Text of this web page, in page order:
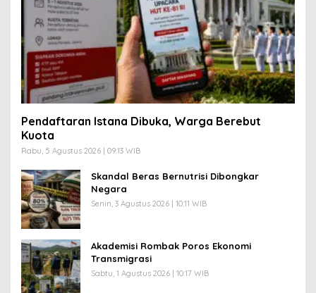
Pendaftaran Istana Dibuka, Warga Berebut
Kuota
Rabu, 5 Agustus 2026 | 09:13 WIB
Skandal Beras Bernutrisi Dibongkar
Negara
Senin, 3 Agustus 2026 | 10:11 WIB
Akademisi Rombak Poros Ekonomi
Transmigrasi
Sabtu, 1 Agustus 2026 | 10:17 WIB